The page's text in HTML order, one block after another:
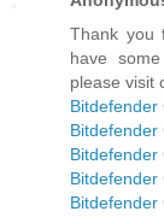
Thank you
have
please visit
Bitdefender
Bitdefender
Bitdefender
Bitdefender
Bitdefender